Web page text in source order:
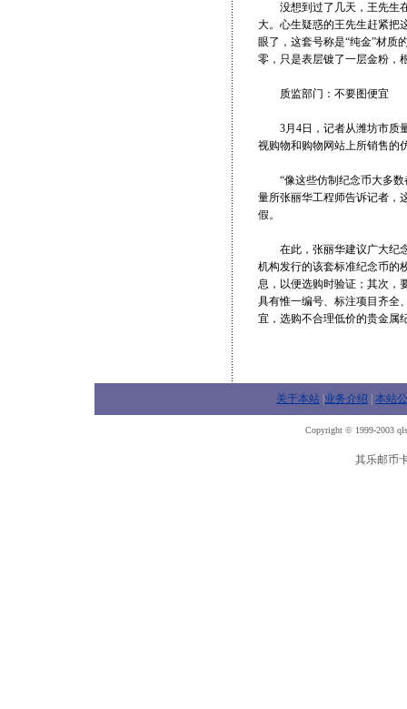
没想到过了几天，王先生在
大。心生疑惑的王先生赶紧把
眼了，这套号称是“纯金”材质
零，只是表层镀了一层金粉，
质监部门：不要图便宜
3月4日，记者从潍坊市质量
视购物和购物网站上所销售的
“像这些仿制纪念币大多数
量所张丽华工程师告诉记者，
假。
在此，张丽华建议广大纪念
机构发行的该套标准纪念币的
息，以便选购时验证；其次，
具有惟一编号、标注项目齐全
宜，选购不合理低价的贵金属
关于本站 业务介绍 本站
Copyright © 1999-2003
其乐邮币